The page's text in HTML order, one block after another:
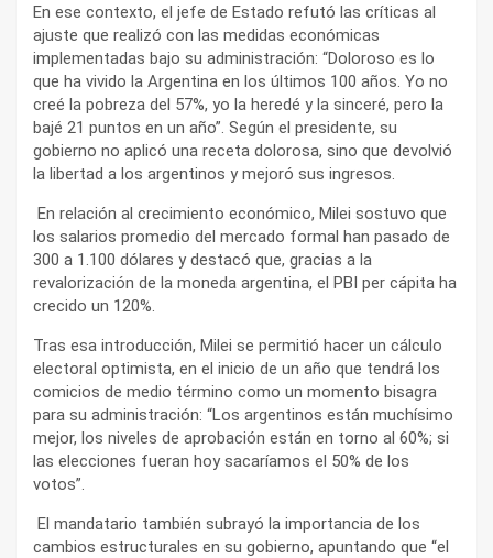
En ese contexto, el jefe de Estado refutó las críticas al
ajuste que realizó con las medidas económicas
implementadas bajo su administración: “Doloroso es lo
que ha vivido la Argentina en los últimos 100 años. Yo no
creé la pobreza del 57%, yo la heredé y la sinceré, pero la
bajé 21 puntos en un año”. Según el presidente, su
gobierno no aplicó una receta dolorosa, sino que devolvió
la libertad a los argentinos y mejoró sus ingresos.
En relación al crecimiento económico, Milei sostuvo que
los salarios promedio del mercado formal han pasado de
300 a 1.100 dólares y destacó que, gracias a la
revalorización de la moneda argentina, el PBI per cápita ha
crecido un 120%.
Tras esa introducción, Milei se permitió hacer un cálculo
electoral optimista, en el inicio de un año que tendrá los
comicios de medio término como un momento bisagra
para su administración: “Los argentinos están muchísimo
mejor, los niveles de aprobación están en torno al 60%; si
las elecciones fueran hoy sacaríamos el 50% de los
votos”.
El mandatario también subrayó la importancia de los
cambios estructurales en su gobierno, apuntando que “el